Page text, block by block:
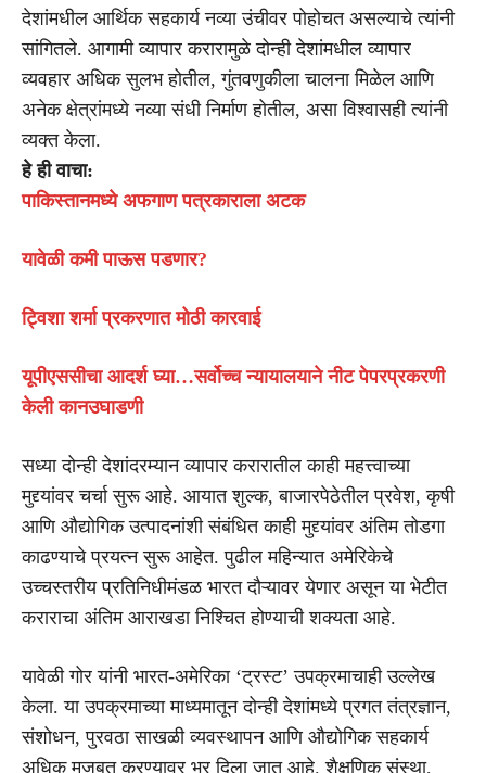
देशांमधील आर्थिक सहकार्य नव्या उंचीवर पोहोचत असल्याचे त्यांनी
सांगितले. आगामी व्यापार करारामुळे दोन्ही देशांमधील व्यापार
व्यवहार अधिक सुलभ होतील, गुंतवणुकीला चालना मिळेल आणि
अनेक क्षेत्रांमध्ये नव्या संधी निर्माण होतील, असा विश्वासही त्यांनी
व्यक्त केला.
हे ही वाचा:
पाकिस्तानमध्ये अफगाण पत्रकाराला अटक
यावेळी कमी पाऊस पडणार?
ट्विशा शर्मा प्रकरणात मोठी कारवाई
यूपीएससीचा आदर्श घ्या…सर्वोच्च न्यायालयाने नीट पेपरप्रकरणी
केली कानउघाडणी
सध्या दोन्ही देशांदरम्यान व्यापार करारातील काही महत्त्वाच्या
मुद्द्यांवर चर्चा सुरू आहे. आयात शुल्क, बाजारपेठेतील प्रवेश, कृषी
आणि औद्योगिक उत्पादनांशी संबंधित काही मुद्द्यांवर अंतिम तोडगा
काढण्याचे प्रयत्न सुरू आहेत. पुढील महिन्यात अमेरिकेचे
उच्चस्तरीय प्रतिनिधीमंडळ भारत दौऱ्यावर येणार असून या भेटीत
कराराचा अंतिम आराखडा निश्चित होण्याची शक्यता आहे.
यावेळी गोर यांनी भारत-अमेरिका ‘ट्रस्ट’ उपक्रमाचाही उल्लेख
केला. या उपक्रमाच्या माध्यमातून दोन्ही देशांमध्ये प्रगत तंत्रज्ञान,
संशोधन, पुरवठा साखळी व्यवस्थापन आणि औद्योगिक सहकार्य
अधिक मजबूत करण्यावर भर दिला जात आहे. शैक्षणिक संस्था,